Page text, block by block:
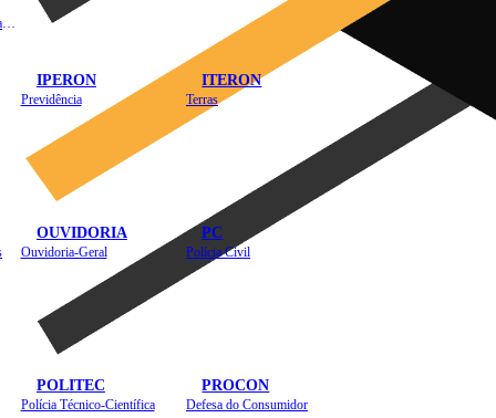
IPERON
Previdência
ITERON
Terras
OUVIDORIA
Ouvidoria-Geral
PC
Polícia Civil
POLITEC
Polícia Técnico-Científica
PROCON
Defesa do Consumidor